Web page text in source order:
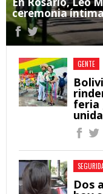
ceremonia
GENTE
feria
Dos